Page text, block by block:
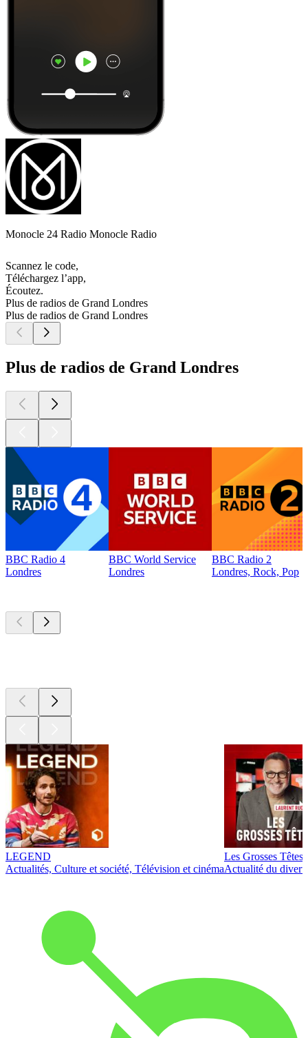
Monocle 24 Radio Monocle Radio
Scannez le code,
Téléchargez l’app,
Écoutez.
Plus de radios de Grand Londres
Plus de radios de Grand Londres
Plus de radios de Grand Londres
BBC Radio 4
Londres
BBC World Service
Londres
BBC Radio 2
Londres, Rock, Pop
LEGEND
Actualités, Culture et société, Télévision et cinéma
Les Grosses Têtes
Actualité du